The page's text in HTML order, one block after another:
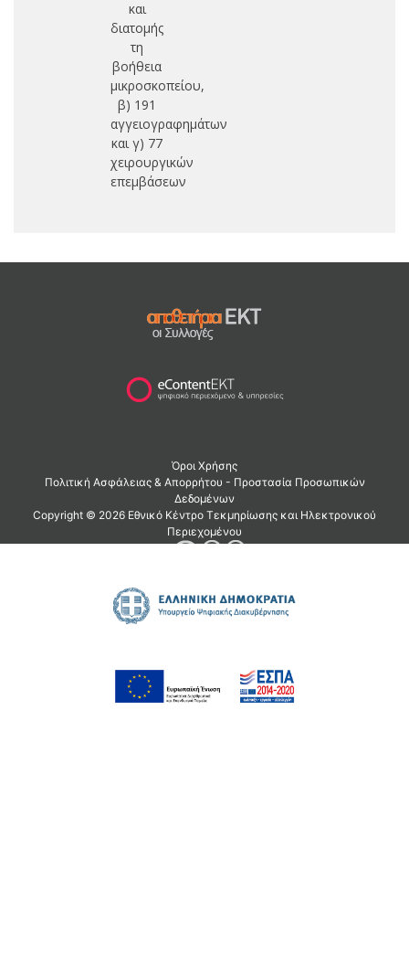
και
διατομής
τη
βοήθεια
μικροσκοπείου,
β) 191
αγγειογραφημάτων
και γ) 77
χειρουργικών
επεμβάσεων